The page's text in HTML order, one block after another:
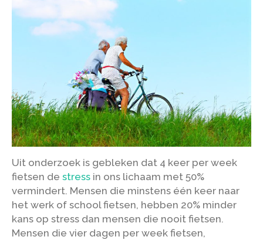
Uit onderzoek is gebleken dat 4 keer per week
fietsen de stress in ons lichaam met 50%
vermindert. Mensen die minstens één keer naar
het werk of school fietsen, hebben 20% minder
kans op stress dan mensen die nooit fietsen.
Mensen die vier dagen per week fietsen,